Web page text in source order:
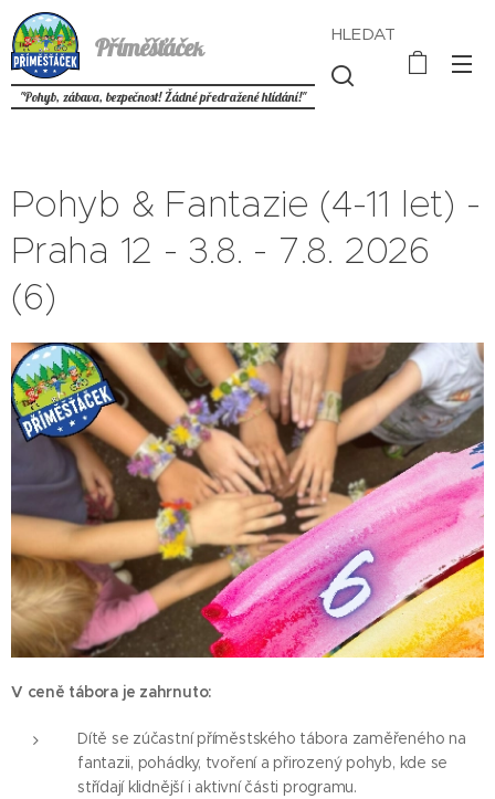
Příměšťáček
"Pohyb, zábava, bezpečnost! Žádné předražené hlídání!"
HLEDAT
Pohyb & Fantazie (4-11 let) -
Praha 12 - 3.8. - 7.8. 2026
(6)
V ceně tábora je zahrnuto:
Dítě se zúčastní příměstského tábora zaměřeného na
fantazii, pohádky, tvoření a přirozený pohyb, kde se
střídají klidnější i aktivní části programu.